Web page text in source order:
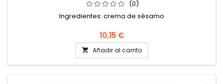
(0)
Ingredientes: crema de sésamo
10,15 €
 Añadir al carrito